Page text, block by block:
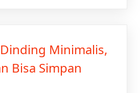
Minimalis
Minimalis,
Bisa Simpan